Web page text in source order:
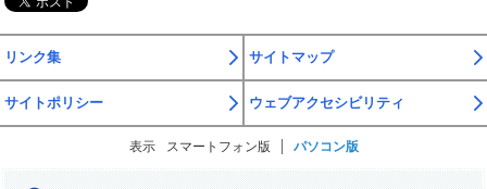
リンク集 サイトマップ
サイトポリシー ウェブアクセシビリティ
表示 スマートフォン版 パソコン版